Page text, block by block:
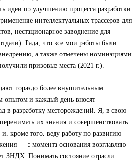
идеи по улучшению процесса разработки
интеллектуальных трассеров для
нестационарное заводнение для
Рада, что все мои работы были
а также отмечены номинациями
призовые места (2021 г.).
гораздо более внушительным
опытом и каждый день вносят
в разработку месторождений. Я, в свою
их знания и совершенствовать
кроме того, веду работу по развитию
— с момента основания возглавляю
ЗНДХ. Понимать состояние отрасли